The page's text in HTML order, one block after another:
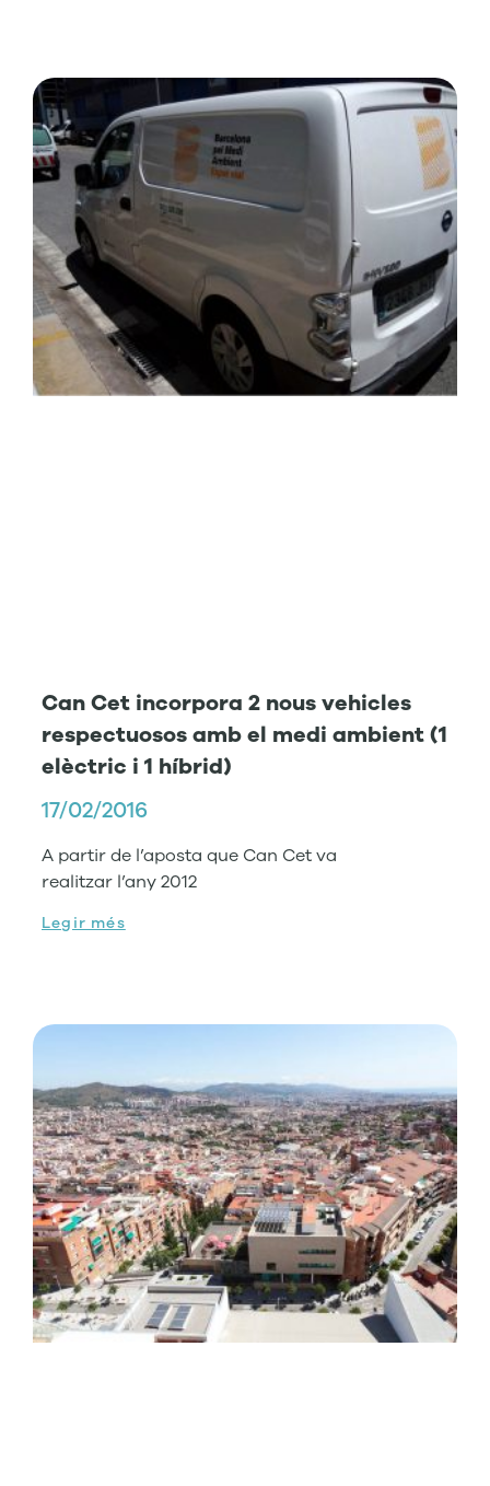
Can Cet incorpora 2 nous vehicles
respectuosos amb el medi ambient (1
elèctric i 1 híbrid)
17/02/2016
A partir de l’aposta que Can Cet va
realitzar l’any 2012
Legir més